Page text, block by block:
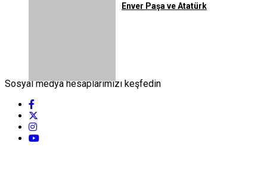
Enver Paşa ve Atatürk
Sosyal medya hesaplarımızı keşfedin